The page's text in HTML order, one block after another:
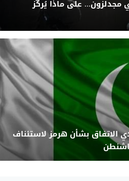
مجدلزون... على ماذا يُركّز
الاتفاق بشأن هرمز لاستئناف